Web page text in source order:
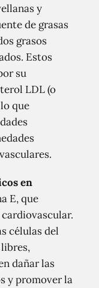
y
de grasas
grasos
Estos
su
LDL (o
que
en
E, que
células del
dañar las
y promover la